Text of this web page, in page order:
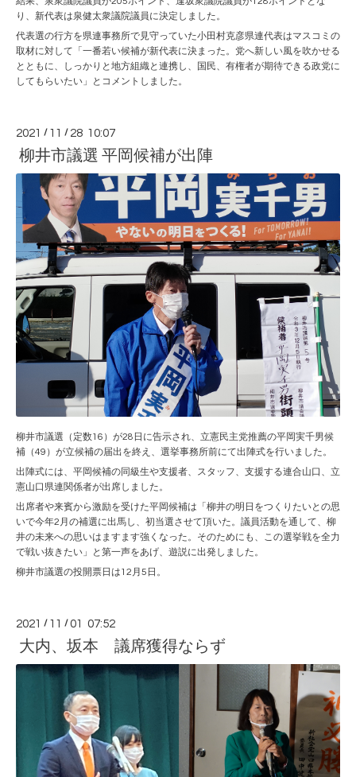
り、新代表は泉健太衆議院議員に決定しました。
代表選の行方を県連事務所で見守っていた小田村克彦県連代表はマスコミの
取材に対して「一番若い候補が新代表に決まった。党へ新しい風を吹かせる
とともに、しっかりと地方組織と連携し、国民、有権者が期待できる政党に
してもらいたい」とコメントしました。
2021 / 11 / 28 10:07
柳井市議選 平岡候補が出陣
柳井市議選（定数16）が28日に告示され、立憲民主党推薦の平岡実千男候
補（49）が立候補の届出を終え、選挙事務所前にて出陣式を行いました。
出陣式には、平岡候補の同級生や支援者、スタッフ、支援する連合山口、立
憲山口県連関係者が出席しました。
出席者や来賓から激励を受けた平岡候補は「柳井の明日をつくりたいとの思
いで今年2月の補選に出馬し、初当選させて頂いた。議員活動を通して、柳
井の未来への思いはますます強くなった。そのためにも、この選挙戦を全力
で戦い抜きたい」と第一声をあげ、遊説に出発しました。
柳井市議選の投開票日は12月5日。
2021 / 11 /01 07:52
大内、坂本 議席獲得ならず